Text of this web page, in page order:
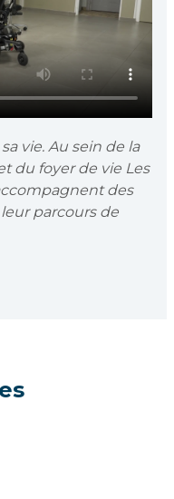
vie. Au sein de la
du foyer de vie Les
des
parcours de